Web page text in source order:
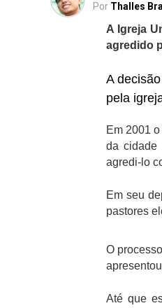
Por Thalles
A Igreja
agredido
A
pela
Em 2001
da cidade
agredi-lo
Em seu
pastores
O
Até que